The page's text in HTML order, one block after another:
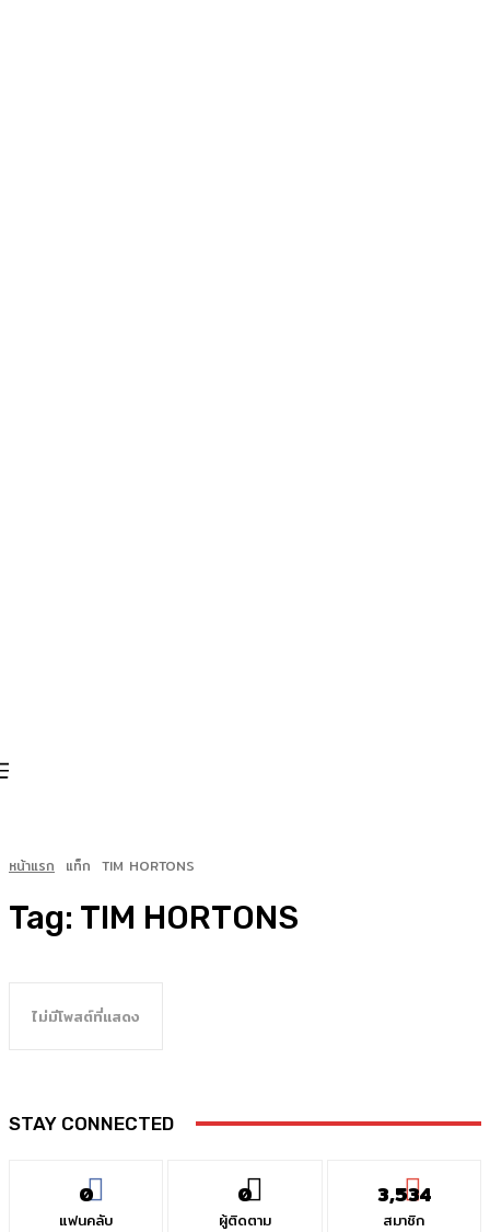
หน้าแรก แท็ก TIM HORTONS
Tag: TIM HORTONS
ไม่มีโพสต์ที่แสดง
STAY CONNECTED
0
แฟนคลับ
0
ผู้ติดตาม
3,534
สมาชิก